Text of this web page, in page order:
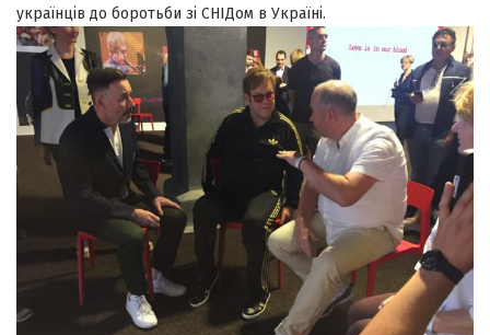
українців до боротьби зі СНІДом в Україні.